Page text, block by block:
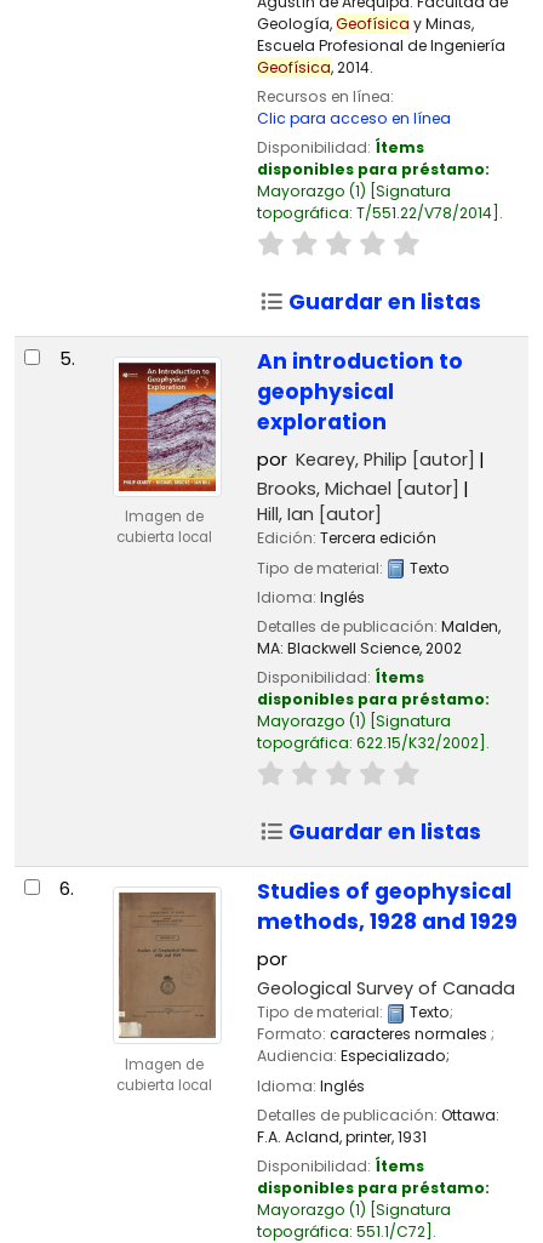
Geología,Geofísica y Minas,
Escuela Profesional de Ingeniería
Geofísica, 2014.
Recursos en línea:
Clic para acceso en línea
Disponibilidad: Ítems
disponibles para préstamo:
Mayorazgo (1) Signatura
topográfica: T/551.22/V78/2014 .
Guardar en listas
5.
Imagen de
cubierta local
An introduction to
geophysical
exploration
por Kearey, Philip [autor]
Brooks, Michael [autor]
Hill, Ian [autor]
Edición: Tercera edición
Tipo de material:
Texto
Idioma: Inglés
Detalles de publicación: Malden,
MA: Blackwell Science,2002
Disponibilidad: Ítems
disponibles para préstamo:
Mayorazgo (1) Signatura
topográfica: 622.15/K32/2002 .
Guardar en listas
6.
Imagen de
cubierta local
Studies of geophysical
methods, 1928 and 1929
por
Geological Survey of Canada
Tipo de material: Texto;
Formato: caracteres normales ;
Audiencia: Especializado;
Idioma: Inglés
Detalles de publicación: Ottawa:
F.A. Acland, printer,1931
Disponibilidad: Ítems
disponibles para préstamo:
Mayorazgo (1) Signatura
topográfica: 551.1/C72 .